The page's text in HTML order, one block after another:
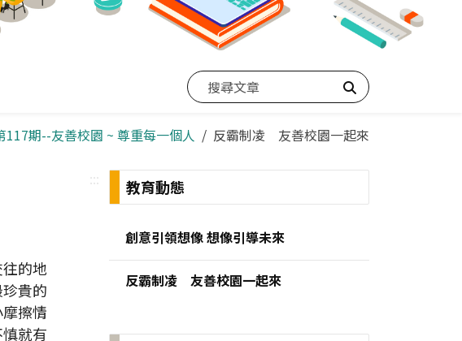
搜尋
117期--友善校園 ~ 尊重每一個人 反霸制凌 友善校園一起來
的地
貴的
擦情
就有
::: 教育動態
創意引領想像 想像引導未來
反霸制凌 友善校園一起來